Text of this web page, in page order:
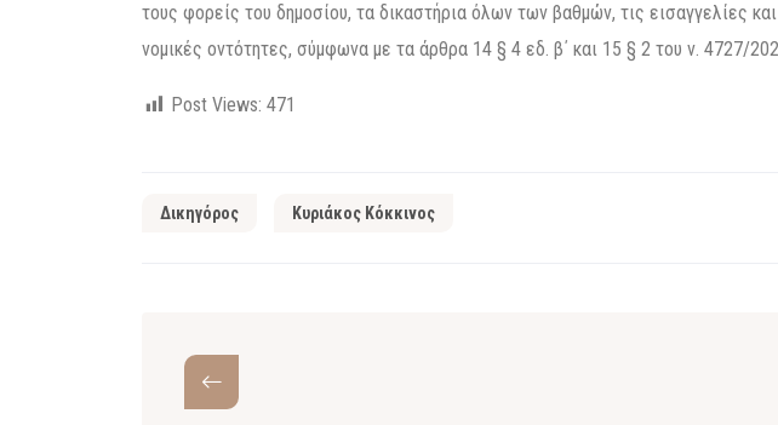
τους φορείς του δημοσίου, τα δικαστήρια όλων των βαθμών, τις εισαγγελίες
νομικές οντότητες, σύμφωνα με τα άρθρα 14 § 4 εδ. β΄ και 15 § 2 του ν. 4727/
Post Views: 471
Δικηγόρος Κυριάκος Κόκκινος